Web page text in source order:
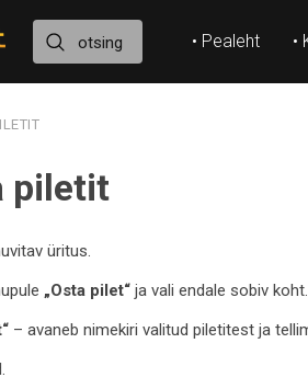
• Pealeht •
piletit
üritus.
„Osta pilet“ ja vali endale sobiv koht.
– avaneb nimekiri valitud piletitest ja